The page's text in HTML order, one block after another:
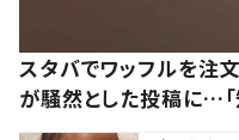
スタバでワッフルを注
が騒然とした投稿に…「